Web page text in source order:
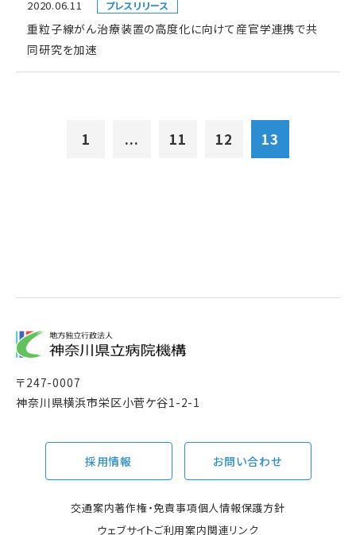
2020.06.11 プレスリリース
重粒子線がん治療装置の高度化に向けて産官学連携で共
同研究を加速
1 ... 11 12 13
〒247-0007
神奈川県横浜市栄区小菅ケ谷1-2-1
採用情報 お問い合わせ
交通案内著作権・免責事項個人情報保護方針
ウェブサイトご利用案内関連リンク